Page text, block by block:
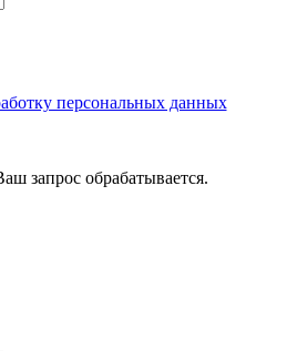
персональных данных
запрос обрабатывается.